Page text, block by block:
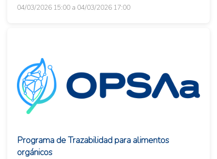
04/03/2026 15:00 a 04/03/2026 17:00
Programa de Trazabilidad para alimentos
orgánicos